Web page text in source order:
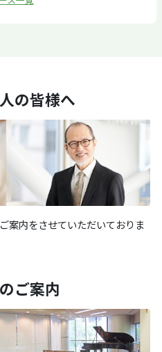
の皆様へ
案内をさせていただいておりま
ご案内